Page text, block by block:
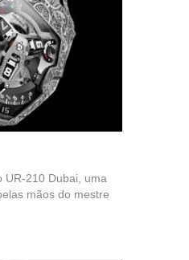
UR-210 Dubai, uma
mãos do mestre